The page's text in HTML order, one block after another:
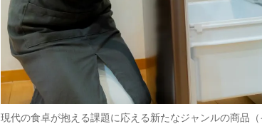
現代の食卓が抱える課題に応える新たなジャンルの商品（